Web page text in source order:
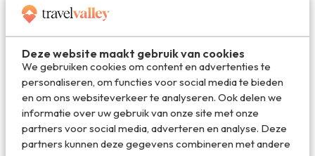
Deze website maakt gebruik van cookies
We gebruiken cookies om content en advertenties te
personaliseren, om functies voor social media te bieden
en om ons websiteverkeer te analyseren. Ook delen we
informatie over uw gebruik van onze site met onze
partners voor social media, adverteren en analyse. Deze
partners kunnen deze gegevens combineren met andere
Deel dit artikel
Deel via E-mail